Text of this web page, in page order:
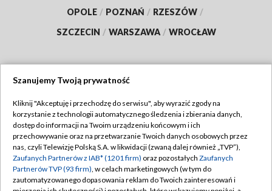
OPOLE / POZNAŃ / RZESZÓW /
SZCZECIN / WARSZAWA / WROCŁAW
TVP
Abonament TVP
Emisja w TVP
Centrum informacji TVP
Regulamin TVP
Polityka prywatności
Moje zgody
Szanujemy Twoją prywatność
Kliknij "Akceptuję i przechodzę do serwisu", aby wyrazić zgody na
korzystanie z technologii automatycznego śledzenia i zbierania danych,
dostęp do informacji na Twoim urządzeniu końcowym i ich
przechowywanie oraz na przetwarzanie Twoich danych osobowych przez
nas, czyli Telewizję Polską S.A. w likwidacji (zwaną dalej również „TVP”),
Zaufanych Partnerów z IAB* (1201 firm) oraz pozostałych Zaufanych
Partnerów TVP (93 firm), w celach marketingowych (w tym do
zautomatyzowanego dopasowania reklam do Twoich zainteresowań i